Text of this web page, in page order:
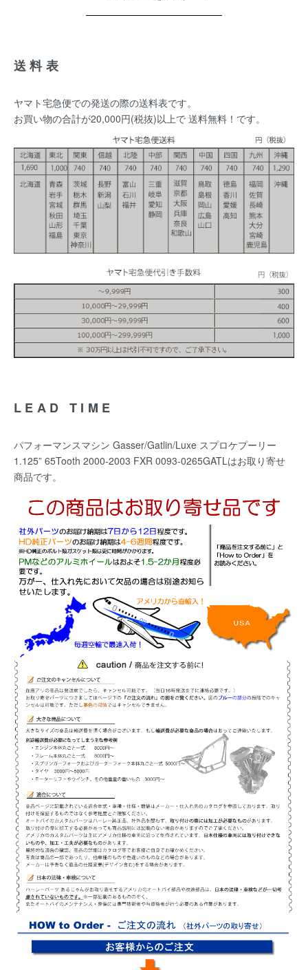
送料表
ヤマト宅急便での発送の際の送料表です。
お買い物の合計が20,000円(税抜)以上で 送料無料！です。
LEAD TIME
パフォーマンスマシン Gasser/Gatlin/Luxe スプロケプーリー
1.125” 65Tooth 2000-2003 FXR 0093-0265GATLはお取り寄せ
商品です。